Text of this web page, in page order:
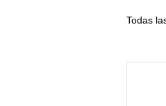
Todas